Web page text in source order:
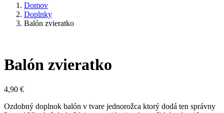
Domov
Doplnky
Balón zvieratko
Balón zvieratko
4,90 €
Ozdobný doplnok balón v tvare jednorožca ktorý dodá ten správny